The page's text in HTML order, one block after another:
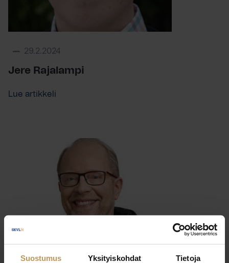
Suostumus Yksityiskohdat Tietoja
29.2.2024
Jere Rajalampi
Lue artikkeli